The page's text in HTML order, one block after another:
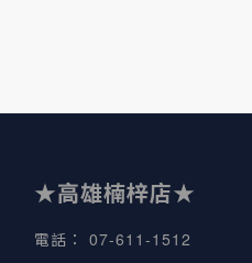
★高雄楠梓店★
電話 ： 07-611-1512